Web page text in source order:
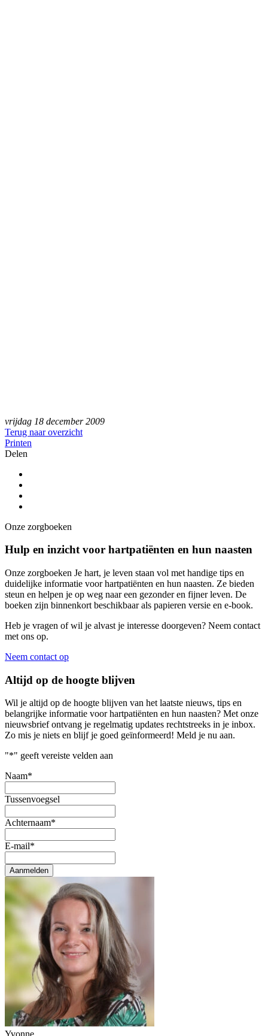
vrijdag 18 december 2009
Terug naar overzicht
Printen
Delen
Onze zorgboeken
Hulp en inzicht voor hartpatiënten en hun naasten
Onze zorgboeken Je hart, je leven staan vol met handige tips en
duidelijke informatie voor hartpatiënten en hun naasten. Ze bieden
steun en helpen je op weg naar een gezonder en fijner leven. De
boeken zijn binnenkort beschikbaar als papieren versie en e-book.
Heb je vragen of wil je alvast je interesse doorgeven? Neem contact
met ons op.
Neem contact op
Altijd op de hoogte blijven
Wil je altijd op de hoogte blijven van het laatste nieuws, tips en
belangrijke informatie voor hartpatiënten en hun naasten? Met onze
nieuwsbrief ontvang je regelmatig updates rechtstreeks in je inbox.
Zo mis je niets en blijf je goed geïnformeerd! Meld je nu aan.
"*" geeft vereiste velden aan
Naam*
Tussenvoegsel
Achternaam*
E-mail*
Aanmelden